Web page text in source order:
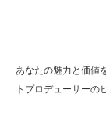
あなたの魅力と価値
トプロデューサーの